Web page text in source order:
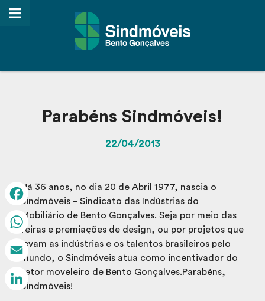
Parabéns Sindmóveis!
22/04/2013
Há 36 anos, no dia 20 de Abril 1977, nascia o
Sindmóveis – Sindicato das Indústrias do
Mobiliário de Bento Gonçalves. Seja por meio das
feiras e premiações de design, ou por projetos que
levam as indústrias e os talentos brasileiros pelo
mundo, o Sindmóveis atua como incentivador do
setor moveleiro de Bento Gonçalves.Parabéns,
Sindmóveis!
Facebook
WhatsApp
Email